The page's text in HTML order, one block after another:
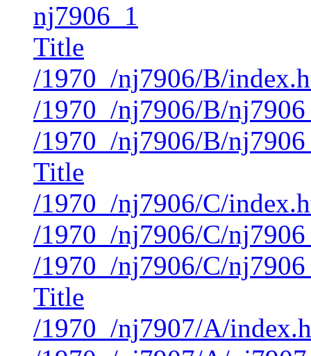
nj7906_1
Title
/1970_/nj7906/B/
/1970_/nj7906/B/
/1970_/nj7906/B/
Title
/1970_/nj7906/C/
/1970_/nj7906/C/
/1970_/nj7906/C/
Title
/1970_/nj7907/A/